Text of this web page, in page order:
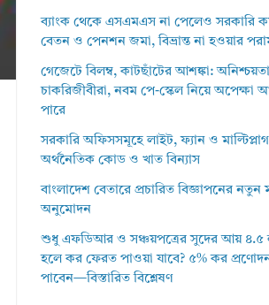
ব্যাংক থেকে এসএমএস না পেলেও সরকারি
বেতন ও পেনশন জমা, বিভ্রান্ত না হওয়ার
গেজেটে বিলম্ব, কাটছাঁটের আশঙ্কা:
চাকরিজীবীরা, নবম পে-স্কেল নিয়ে অপেক্ষা
পারে
সরকারি অফিসসমূহে লাইট, ফ্যান ও
অর্থনৈতিক কোড ও খাত বিন্যাস
বাংলাদেশ বেতারে প্রচারিত বিজ্ঞাপনের নতুন
অনুমোদন
শুধু এফডিআর ও সঞ্চয়পত্রের সুদের আয় ৪.৫
হলে কর ফেরত পাওয়া যাবে? ৫% কর
পাবেন—বিস্তারিত বিশ্লেষণ